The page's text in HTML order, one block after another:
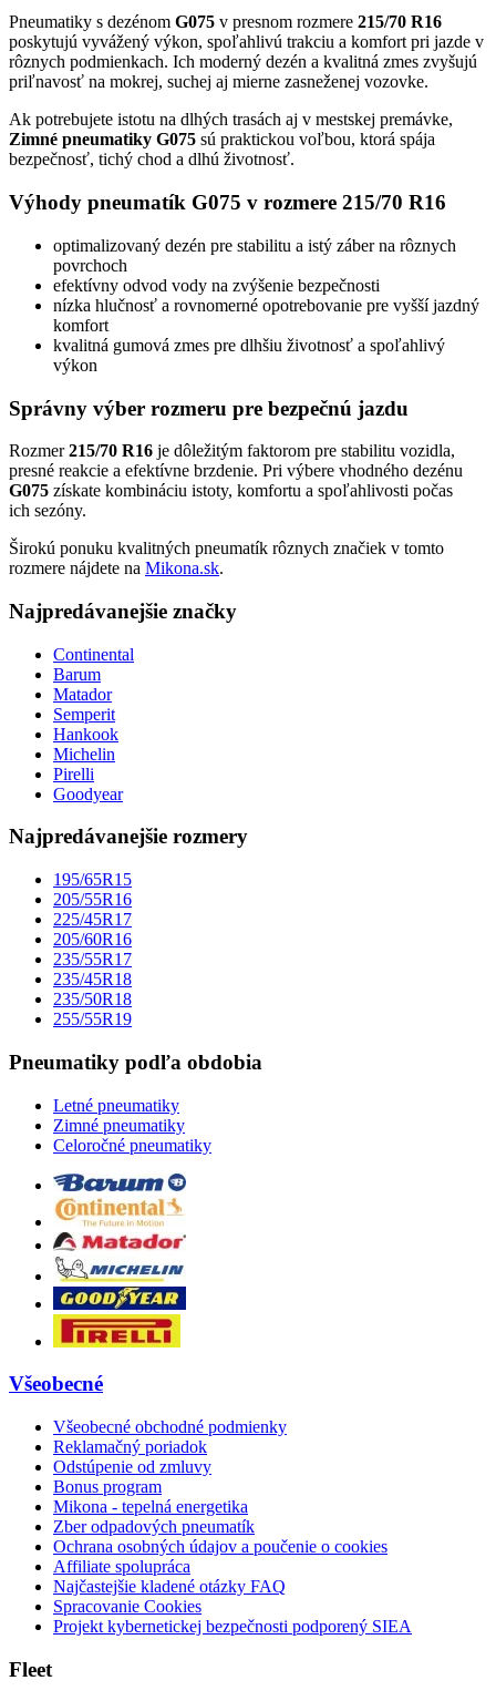
Pneumatiky s dezénom G075 v presnom rozmere 215/70 R16
poskytujú vyvážený výkon, spoľahlivú trakciu a komfort pri jazde v
rôznych podmienkach. Ich moderný dezén a kvalitná zmes zvyšujú
priľnavosť na mokrej, suchej aj mierne zasneženej vozovke.
Ak potrebujete istotu na dlhých trasách aj v mestskej premávke,
Zimné pneumatiky G075 sú praktickou voľbou, ktorá spája
bezpečnosť, tichý chod a dlhú životnosť.
Výhody pneumatík G075 v rozmere 215/70 R16
optimalizovaný dezén pre stabilitu a istý záber na rôznych
povrchoch
efektívny odvod vody na zvýšenie bezpečnosti
nízka hlučnosť a rovnomerné opotrebovanie pre vyšší jazdný
komfort
kvalitná gumová zmes pre dlhšiu životnosť a spoľahlivý
výkon
Správny výber rozmeru pre bezpečnú jazdu
Rozmer215/70 R16 je dôležitým faktorom pre stabilitu vozidla,
presné reakcie a efektívne brzdenie. Pri výbere vhodného dezénu
G075 získate kombináciu istoty, komfortu a spoľahlivosti počas
ich sezóny.
Širokú ponuku kvalitných pneumatík rôznych značiek v tomto
rozmere nájdete na Mikona.sk.
Najpredávanejšie značky
Continental
Barum
Matador
Semperit
Hankook
Michelin
Pirelli
Goodyear
Najpredávanejšie rozmery
195/65R15
205/55R16
225/45R17
205/60R16
235/55R17
235/45R18
235/50R18
255/55R19
Pneumatiky podľa obdobia
Letné pneumatiky
Zimné pneumatiky
Celoročné pneumatiky
Všeobecné
Všeobecné obchodné podmienky
Reklamačný poriadok
Odstúpenie od zmluvy
Bonus program
Mikona - tepelná energetika
Zber odpadových pneumatík
Ochrana osobných údajov a poučenie o cookies
Affiliate spolupráca
Najčastejšie kladené otázky FAQ
Spracovanie Cookies
Projekt kybernetickej bezpečnosti podporený SIEA
Fleet